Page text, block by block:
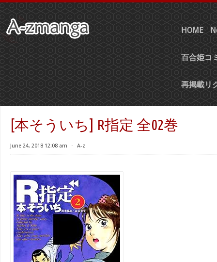
HOME
百合姫コ
再掲載リ
[本そういち] R指定 全02巻
June 24, 2018 12:08 am ⋅ A-z